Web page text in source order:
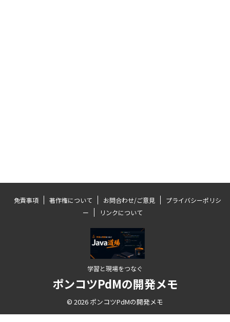
免責事項 著作権について お問合わせ/ご意見
プライバシーポリシ
ー
リンクについて
学習と現場をつなぐ
ポンコツPdMの開発メモ
© 2026 ポンコツPdMの開発メモ